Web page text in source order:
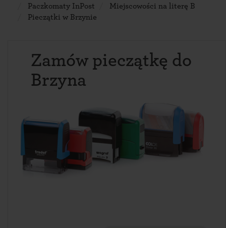
Paczkomaty InPost
Miejscowości na literę B
Pieczątki w Brzynie
Zamów pieczątkę do
Brzyna